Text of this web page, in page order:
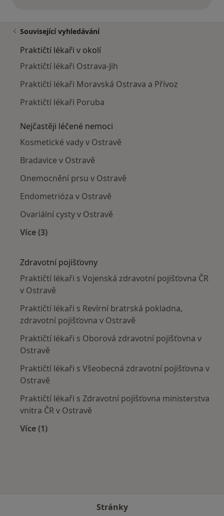
výše uvedené názory
Související vyhledávání
Praktičtí lékaři v okolí
Praktičtí lékaři Ostrava-Jih
Praktičtí lékaři Moravská Ostrava a Přívoz
Praktičtí lékaři Poruba
Nejčastěji léčené nemoci
Kosmetické vady v Ostravě
Bradavice v Ostravě
Onemocnění prsu v Ostravě
Endometrióza v Ostravě
Ovariální cysty v Ostravě
Více (3)
Zdravotní pojišťovny
Praktičtí lékaři s Vojenská zdravotní pojišťovna ČR
v Ostravě
Praktičtí lékaři s Revírní bratrská pokladna,
zdravotní pojišťovna v Ostravě
Praktičtí lékaři s Oborová zdravotní pojišťovna v
Ostravě
Praktičtí lékaři s Všeobecná zdravotní pojišťovna v
Ostravě
Praktičtí lékaři s Zdravotní pojišťovna ministerstva
vnitra ČR v Ostravě
Více (1)
Stránky